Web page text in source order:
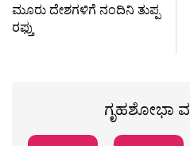
ಮೂರು ದೇಶಗಳಿಗೆ ನಂದಿನಿ ತುಪ್ಪ
ರಫ್ತು
ಗೃಹಶೋಭಾ